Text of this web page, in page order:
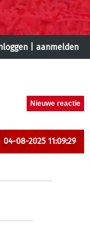
aanmelden
04-08-2025 11:09:29